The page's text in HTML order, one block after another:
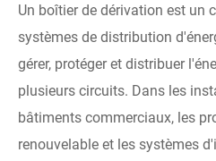
Un boîtier de dérivation est un
systèmes de distribution
gérer, protéger et distribuer
plusieurs circuits. Dans les
bâtiments commerciaux, les
renouvelable et les systèmes